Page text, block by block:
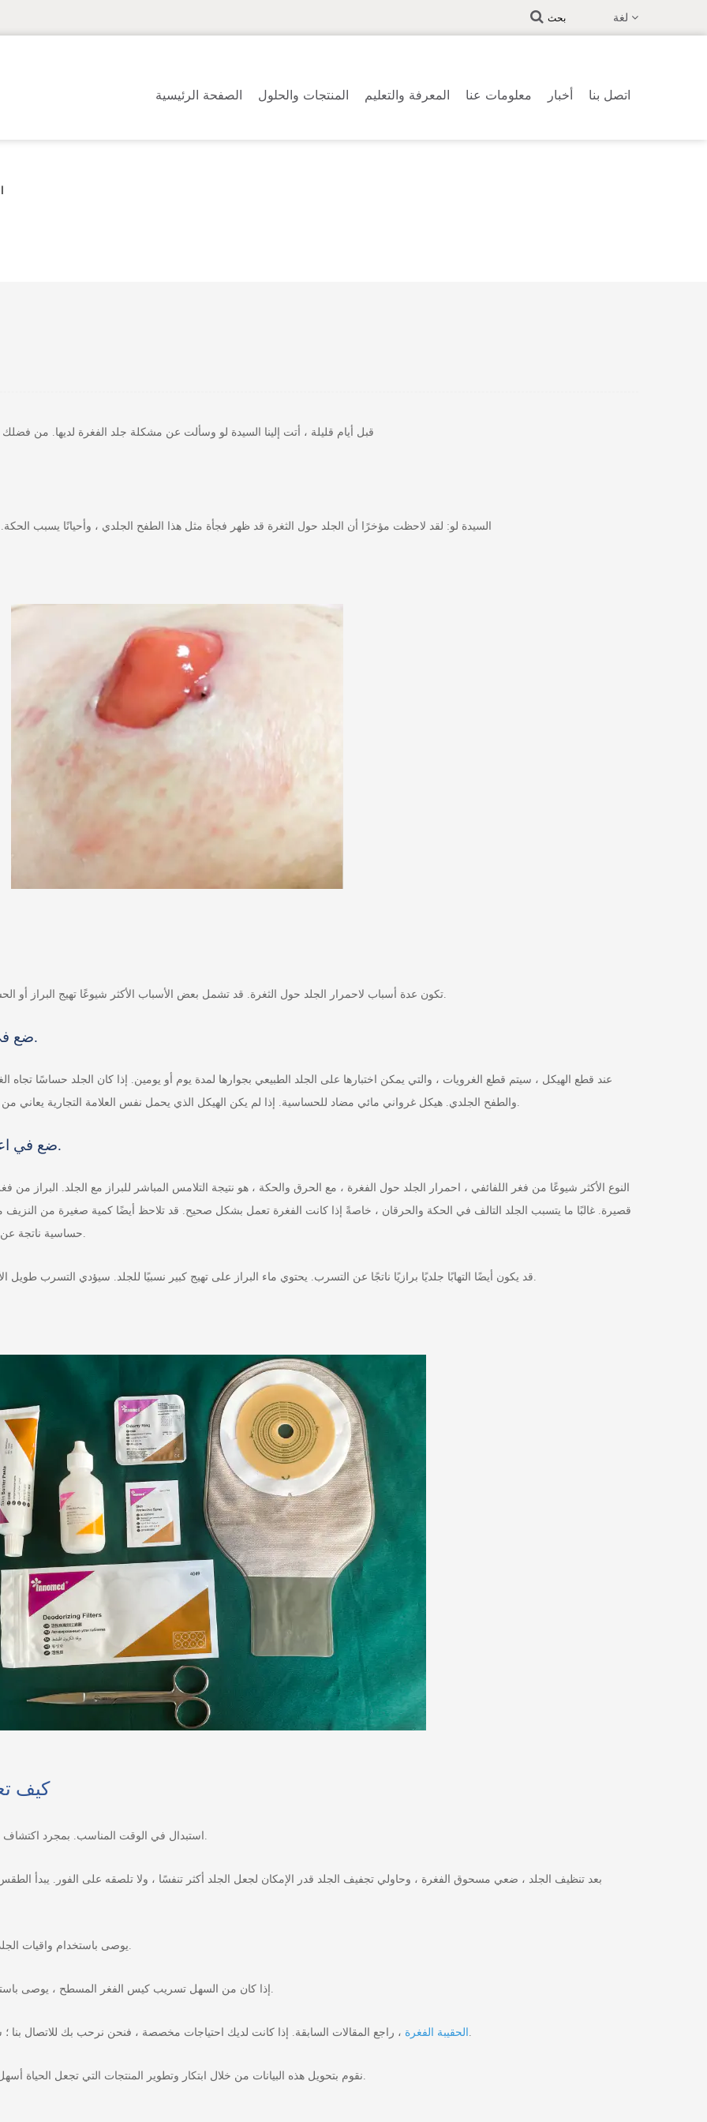
بحث
الصفحة الرئيسية المنتجات والحلول المعرفة والتعليم معلومات عنا أخبار اتصل بنا
قبل أيام قليلة ، أتت إلينا السيدة لو وسألت عن مشكلة جلد الفغرة لديها. من
السيدة لو: لقد لاحظت مؤخرًا أن الجلد حول الثغرة قد ظهر فجأة مثل هذا الطفح الجلدي ، وأحيانًا يسبب
تكون عدة أسباب لاحمرار الجلد حول الثغرة. قد تشمل بعض الأسباب الأكثر شيوعًا تهيج البراز أو الحساسية تجاه منتج تستخدمه. سيتم مناقشة خصائص كل منها أدناه.
ضع في اعتبارك ما إذا كانت ناتجة عن حساسية المنتج.
عند قطع الهيكل ، سيتم قطع الغرويات ، والتي يمكن اختبارها على الجلد الطبيعي بجوارها لمدة يوم أو يومين. إذا كان الجلد حساسًا
والطفح الجلدي. هيكل غرواني مائي مضاد للحساسية. إذا لم يكن الهيكل الذي يحمل نفس العلامة التجارية يعاني من الحساسية من قبل ، فلن يكون هناك أي حساسية في المستقبل.
ضع في اعتبارك ما إذا كان ناتجًا عن ملامسة البراز والمياه.
النوع الأكثر شيوعًا من فغر اللفائفي ، احمرار الجلد حول الفغرة ، مع الحرق والحكة ، هو نتيجة التلامس المباشر للبراز مع الجلد. البراز
قصيرة. غالبًا ما يتسبب الجلد التالف في الحكة والحرقان ، خاصةً إذا كانت الفغرة تعمل بشكل صحيح. قد تلاحظ أيضًا كمية صغيرة من النزيف
حساسية ناتجة عن غرواني مائي للشاسيه ، فمن المستحسن استبدال كيس الفغرة.
قد يكون أيضًا التهابًا جلديًا برازيًا ناتجًا عن التسرب. يحتوي ماء البراز على تهيج كبير نسبيًا للجلد. سيؤدي التسرب طويل الأمد إلى التهاب في جلد الفغرة واحمرار وحكة وحتى تكسر الجلد.
كيف
1. استبدال في الوقت المناسب. بمجرد اكتشاف التسرب ، استبدل كيس الفغرة أو الهيكل في الوقت المناسب.
3. يوصى باستخدام واقيات الجلد ومسحوق الفغرة بالتناوب وبشكل متكرر لتعزيز حماية الجلد.
4. إذا كان من السهل تسريب كيس الفغر المسطح ، يوصى باستخدام كيس الفغرة المحدب ، وهو أكثر ملاءمة للفتحة السفلية.
الحقيبة الفغرة ، راجع المقالات السابقة. إذا كانت لديك احتياجات مخصصة ، فنحن نرحب بك للاتصال بنا ؛ سوف نخدمك بكل إخلاص.
في Longterm Medical ، نقوم بتحويل هذه البيانات من خلال ابتكار وتطوير المنتجات التي تجعل الحياة أسهل لأولئك الذين يحتاجون إلى رعاية محبة.